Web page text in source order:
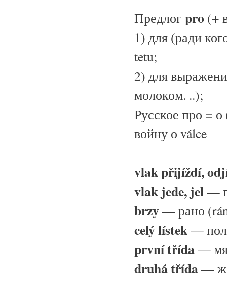
Предлог pro (+
1) для (ради
tetu;
2) для
молоком. ..);
Русское про =
войну о válce
vlak přijíždí,
vlak jede, jel—
brzy— рано
celý lístek—
první třída—
druhá třída—